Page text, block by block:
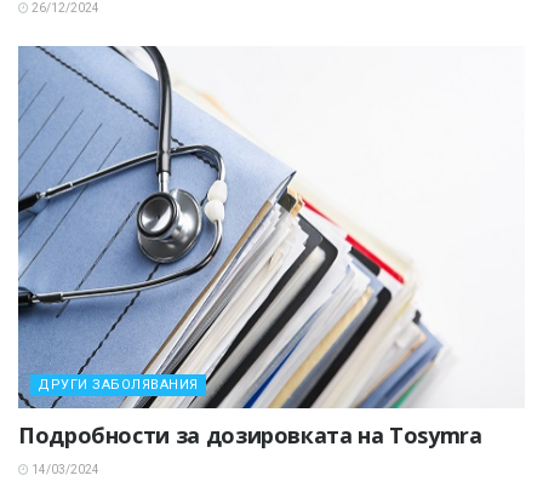
26/12/2024
ДРУГИ ЗАБОЛЯВАНИЯ
Подробности за дозировката на Tosymra
14/03/2024